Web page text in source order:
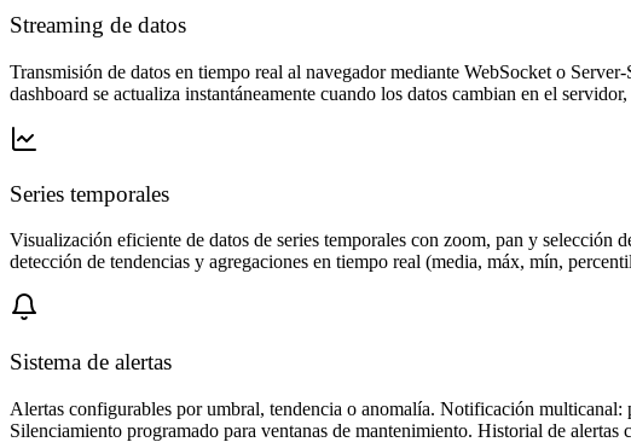
Streaming de datos
Transmisión de datos en tiempo real al navegador mediante WebSocket o
dashboard se actualiza instantáneamente cuando los datos cambian en el
Series temporales
Visualización eficiente de datos de series temporales con zoom, pan y
detección de tendencias y agregaciones en tiempo real (media, máx, mín,
Sistema de alertas
Alertas configurables por umbral, tendencia o anomalía. Notificación
Silenciamiento programado para ventanas de mantenimiento. Historial de alertas